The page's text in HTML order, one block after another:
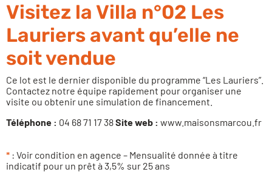
Visitez la Villa n°02 Les
Lauriers avant qu’elle ne
soit vendue
Ce lot est le dernier disponible du programme “Les Lauriers”.
Contactez notre équipe rapidement pour organiser une
visite ou obtenir une simulation de financement.
Téléphone : 04 68 71 17 38Site web : www.maisonsmarcou.fr
* : Voir condition en agence – Mensualité donnée à titre
indicatif pour un prêt à 3,5% sur 25 ans